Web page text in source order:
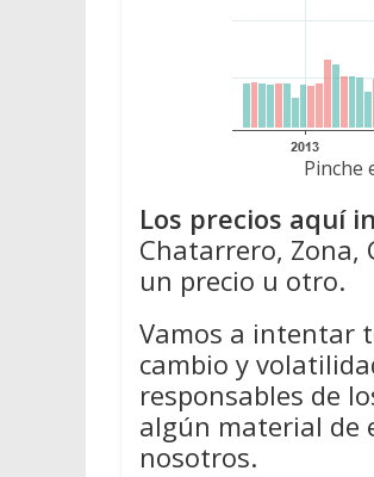
Pinche
Los precios aquí
Chatarrero, Zona,
un precio u otro.
Vamos a intentar
cambio y
responsables de
algún material de
nosotros.